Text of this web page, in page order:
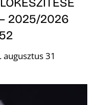
– 2025/2026
31